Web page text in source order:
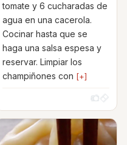
tomate y 6 cucharadas de
agua en una cacerola.
Cocinar hasta que se
haga una salsa espesa y
reservar. Limpiar los
champiñones con [+]